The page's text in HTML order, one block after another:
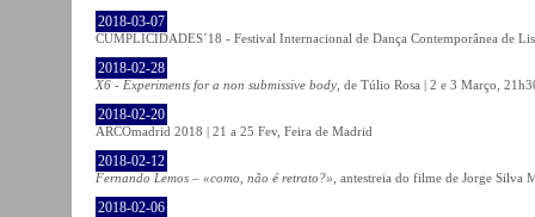
2018-03-07
CUMPLICIDADES´18 - Festival Internacional de Dança Contemporânea de
2018-02-28
X6 - Experiments for a non submissive body , de Túlio Rosa | 2 e 3 Março,
2018-02-20
ARCOmadrid 2018 | 21 a 25 Fev, Feira de Madrid
2018-02-12
Fernando Lemos – «como, não é retrato?» , antestreia do filme de Jorge Silva
2018-02-06